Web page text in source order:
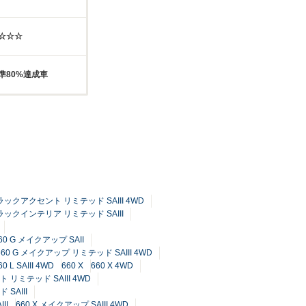
80%達成車
ックアクセント リミテッド SAIII 4WD
ックインテリア リミテッド SAIII
G メイクアップ SAII
G メイクアップ リミテッド SAIII 4WD
L SAIII 4WD 660 X
660 X 4WD
リミテッド SAIII 4WD
SAIII